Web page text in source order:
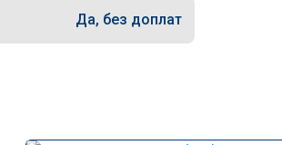
Да, без доплат